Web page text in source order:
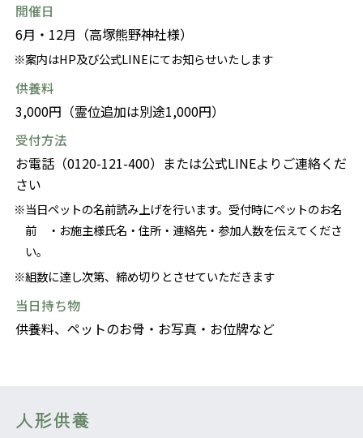
開催日
6月・12月（高塚熊野神社様）
案内はHP及び公式LINEにてお知らせいたします
供養料
3,000円（霊位追加は別途1,000円）
受付方法
お電話（0120-121-400）または公式LINEよりご連絡くだ
さい
当日ペットの名前読み上げを行います。受付時にペットのお名
前 ・お施主様氏名・住所・連絡先・参加人数を伝えてくださ
い。
組数に達し次第、締め切りとさせていただきます
当日持ち物
供養料、ペットのお骨・お写真・お位牌など
人形供養